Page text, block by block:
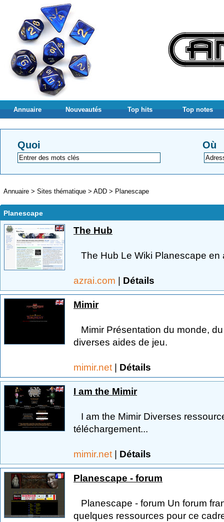
Annuaire Nouveautés Top hits Top notes
Quoi Où
Annuaire > Sites thématique > ADD > Planescape
Planescape
The Hub
The Hub Le Wiki Planescape en
azrai.com | Détails
Mimir
Mimir Présentation du monde,
diverses aides de jeu.
mimir.net | Détails
I am the Mimir
I am the Mimir Diverses
téléchargement...
mimir.net | Détails
Planescape - forum
Planescape - forum Un forum
quelques ressources pour ce